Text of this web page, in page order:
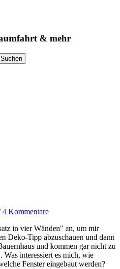
& mehr
4 Kommentare
in vier Wänden" an, um mir
Deko-Tipp abzuschauen und dann
und kommen gar nicht zu
Was interessiert es mich, wie
Fenster eingebaut werden?